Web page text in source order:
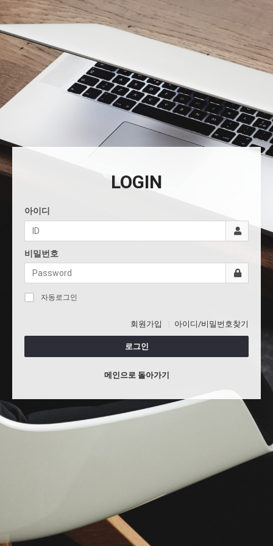
LOGIN
아이디
비밀번호
자동로그인
회원가입 아이디/비밀번호찾기
로그인
메인으로 돌아가기